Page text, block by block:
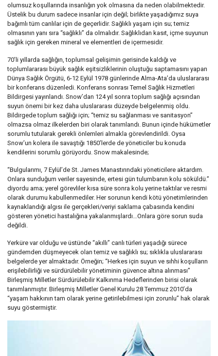
olumsuz koşullarında insanlığın yok olmasına da neden olabilmektedir.
Üstelik bu durum sadece insanlar için değil; birlikte yaşadığımız suya
bağımlı tüm canlılar için de geçerlidir. Sağlıklı yaşam için su; temiz
olmasının yanı sıra “sağlıklı” da olmalıdır. Sağlıklıdan kasıt, içme suyunun
sağlık için gereken mineral ve elementleri de içermesidir.
70’li yıllarda sağlığın, toplumsal gelişimin gerisinde kaldığı ve
toplumlararası büyük sağlık eşitsizliklerinin oluştuğu saptamasını yapan
Dünya Sağlık Örgütü, 6-12 Eylül 1978 günlerinde Alma-Ata’da uluslararası
bir konferans düzenledi. Konferans sonrası Temel Sağlık Hizmetleri
Bildirgesi yayınlandı. Snow’dan 124 yıl sonra toplum sağlığı açısından
suyun önemi bir kez daha uluslararası düzeyde belgelenmiş oldu.
Bildirgede toplum sağlığı için; “temiz su sağlanması ve sanitasyon”
olmazsa olmaz ilkelerden biri olarak tanımlandı. Bunun içinde hükümetler
sorumlu tutularak gerekli önlemleri almakla görevlendirildi. Oysa
Snow’un kolera ile savaştığı 1850’lerde de yöneticiler bu konuda
kendilerini sorumlu görüyordu. Snow makalesinde;
“Bulgularımı, 7 Eylül’de St. James Manastırındaki yöneticilere aktardım.
Onlara sunduğum veriler sayesinde, ertesi gün tulumbanın kolu söküldü.”
diyordu ama; yerel görevliler kısa süre sonra kolu yerine taktılar ve resmi
olarak durumu kabullenmediler. Her sorunun kendi kötü yönetimlerinden
kaynaklandığı algısı ile gerçekleri/veriyi saklama çabasında kendini
gösteren yönetici hastalığına yakalanmışlardı…Onlara göre sorun suda
değildi.
Yerküre var olduğu ve üstünde “akıllı” canlı türleri yaşadığı sürece
gündemden düşmeyecek olan temiz ve sağlıklı su; sıklıkla uluslararası
belgelerde yer almaktadır. Örneğin; “Herkes için suyun ve sıhhi koşulların
erişilebilirliği ve sürdürülebilir yönetiminin güvence altına alınması”
Birleşmiş Milletler Sürdürülebilir Kalkınma Hedeflerinden birisi olarak
tanımlanmıştır. Birleşmiş Milletler Genel Kurulu 28 Temmuz 2010’da
“yaşam hakkının tam olarak yerine getirilebilmesi için zorunlu” hak olarak
suyu göstermiştir.